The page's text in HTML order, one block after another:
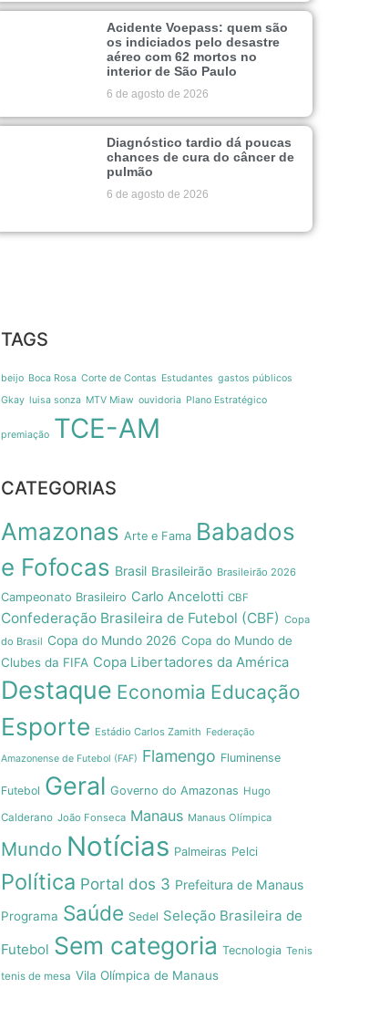
Acidente Voepass: quem são
os indiciados pelo desastre
aéreo com 62 mortos no
interior de São Paulo
6 de agosto de 2026
Diagnóstico tardio dá poucas
chances de cura do câncer de
pulmão
6 de agosto de 2026
TAGS
beijo Boca Rosa Corte de Contas Estudantes gastos públicos
Gkay luisa sonza MTV Miaw ouvidoria Plano Estratégico
premiação TCE-AM
CATEGORIAS
Amazonas Arte e Fama Babados
e Fofocas Brasil Brasileirão Brasileirão 2026
Campeonato Brasileiro Carlo Ancelotti CBF
Confederação Brasileira de Futebol (CBF) Copa
do Brasil Copa do Mundo 2026 Copa do Mundo de
Clubes da FIFA Copa Libertadores da América
Destaque Economia Educação
Esporte Estádio Carlos Zamith Federação
Amazonense de Futebol (FAF) Flamengo Fluminense
Futebol Geral Governo do Amazonas Hugo
Calderano João Fonseca Manaus Manaus Olímpica
Mundo Notícias Palmeiras Pelci
Política Portal dos 3 Prefeitura de Manaus
Programa Saúde Sedel Seleção Brasileira de
Futebol Sem categoria Tecnologia Tenis
tenis de mesa Vila Olímpica de Manaus